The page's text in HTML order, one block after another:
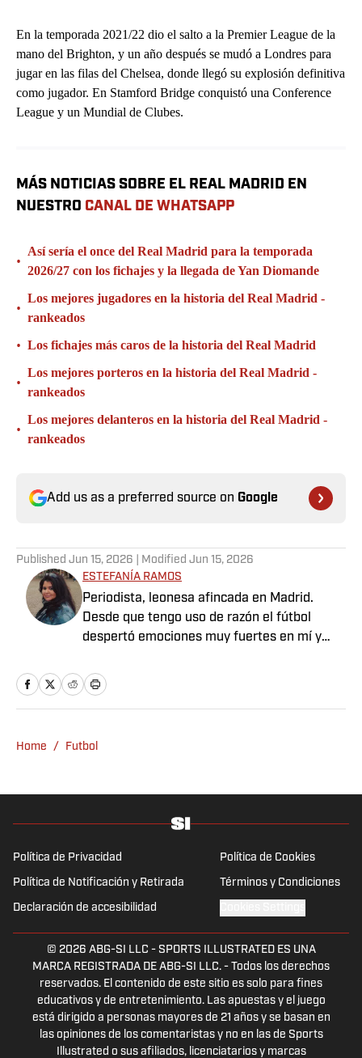
En la temporada 2021/22 dio el salto a la Premier League de la
mano del Brighton, y un año después se mudó a Londres para
jugar en las filas del Chelsea, donde llegó su explosión definitiva
como jugador. En Stamford Bridge conquistó una Conference
League y un Mundial de Clubes.
MÁS NOTICIAS SOBRE EL REAL MADRID EN
NUESTRO CANAL DE WHATSAPP
•
Así sería el once del Real Madrid para la temporada
2026/27 con los fichajes y la llegada de Yan Diomande
•
Los mejores jugadores en la historia del Real Madrid -
rankeados
• Los fichajes más caros de la historia del Real Madrid
•
Los mejores porteros en la historia del Real Madrid -
rankeados
•
Los mejores delanteros en la historia del Real Madrid -
rankeados
Add us as a preferred source on Google
Published Jun 15, 2026 | Modified Jun 15, 2026
ESTEFANÍA RAMOS
Periodista, leonesa afincada en Madrid.
Desde que tengo uso de razón el fútbol
despertó emociones muy fuertes en mí y
profesión.
Home / Futbol
Política de Privacidad Política de Cookies
Política de Notificación y Retirada Términos y Condiciones
Declaración de accesibilidad
© 2026 ABG-SI LLC - SPORTS ILLUSTRATED ES UNA
MARCA REGISTRADA DE ABG-SI LLC. - Todos los derechos
reservados. El contenido de este sitio es solo para fines
educativos y de entretenimiento. Las apuestas y el juego
está dirigido a personas mayores de 21 años y se basan en
las opiniones de los comentaristas y no en las de Sports
Illustrated o sus afiliados, licenciatarios y marcas